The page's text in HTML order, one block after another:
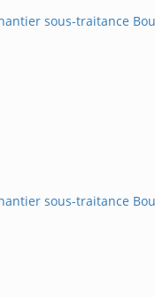
sous-traitance
sous-traitance